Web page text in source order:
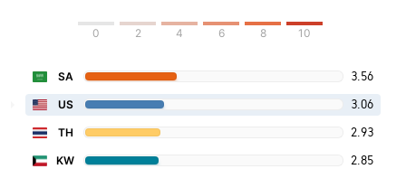
0 2 4 6 8 10
SA 3.56
US 3.06
TH 2.93
KW 2.85